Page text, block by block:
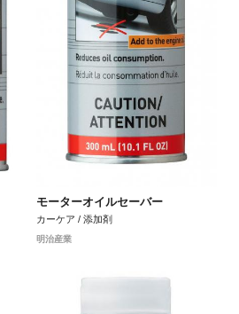
モーターオイルセーバー
カーケア / 添加剤
明治産業